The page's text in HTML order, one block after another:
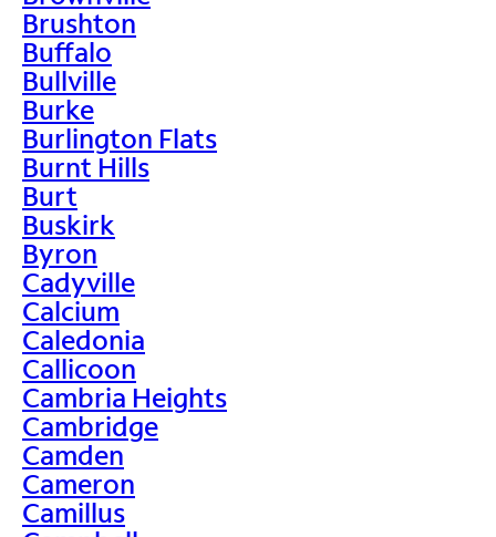
Brushton
Buffalo
Bullville
Burke
Burlington Flats
Burnt Hills
Burt
Buskirk
Byron
Cadyville
Calcium
Caledonia
Callicoon
Cambria Heights
Cambridge
Camden
Cameron
Camillus